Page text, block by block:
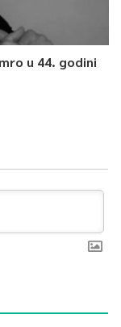
u 44. godini